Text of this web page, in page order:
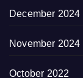
December 2024
November 2024
October 2022